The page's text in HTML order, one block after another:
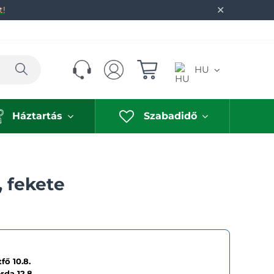
✕
Keresés HU
Háztartás Szabadidő
fekete
10.8.